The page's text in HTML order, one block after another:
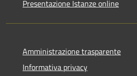
Presentazione Istanze online
Amministrazione trasparente
Informativa privacy